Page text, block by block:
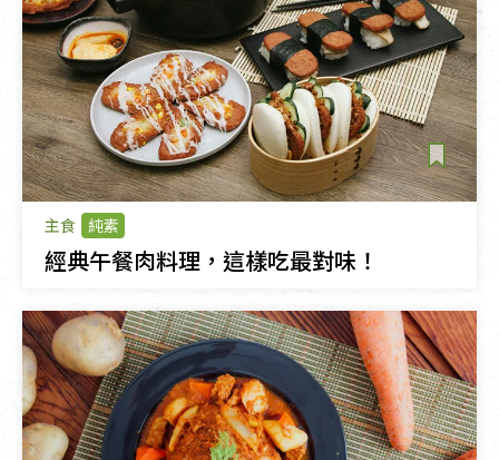
主食 純素
經典午餐肉料理，這樣吃最對味！